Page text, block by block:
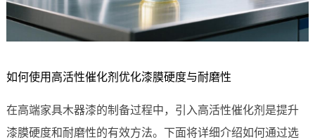
如何使用高活性催化剂优化漆膜硬度与耐磨性
在高端家具木器漆的制备过程中，引入高活性催化剂是提升
漆膜硬度和耐磨性的有效方法。下面将详细介绍如何通过选